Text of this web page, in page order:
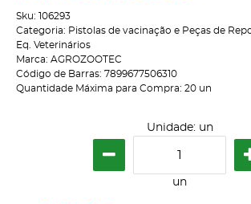
Sku: 106293
Categoria: Pistolas de vacinação e Peças de
Eq. Veterinários
Marca: AGROZOOTEC
Código de Barras: 7899677506310
Quantidade Máxima para Compra: 20 un
Unidade: un
un